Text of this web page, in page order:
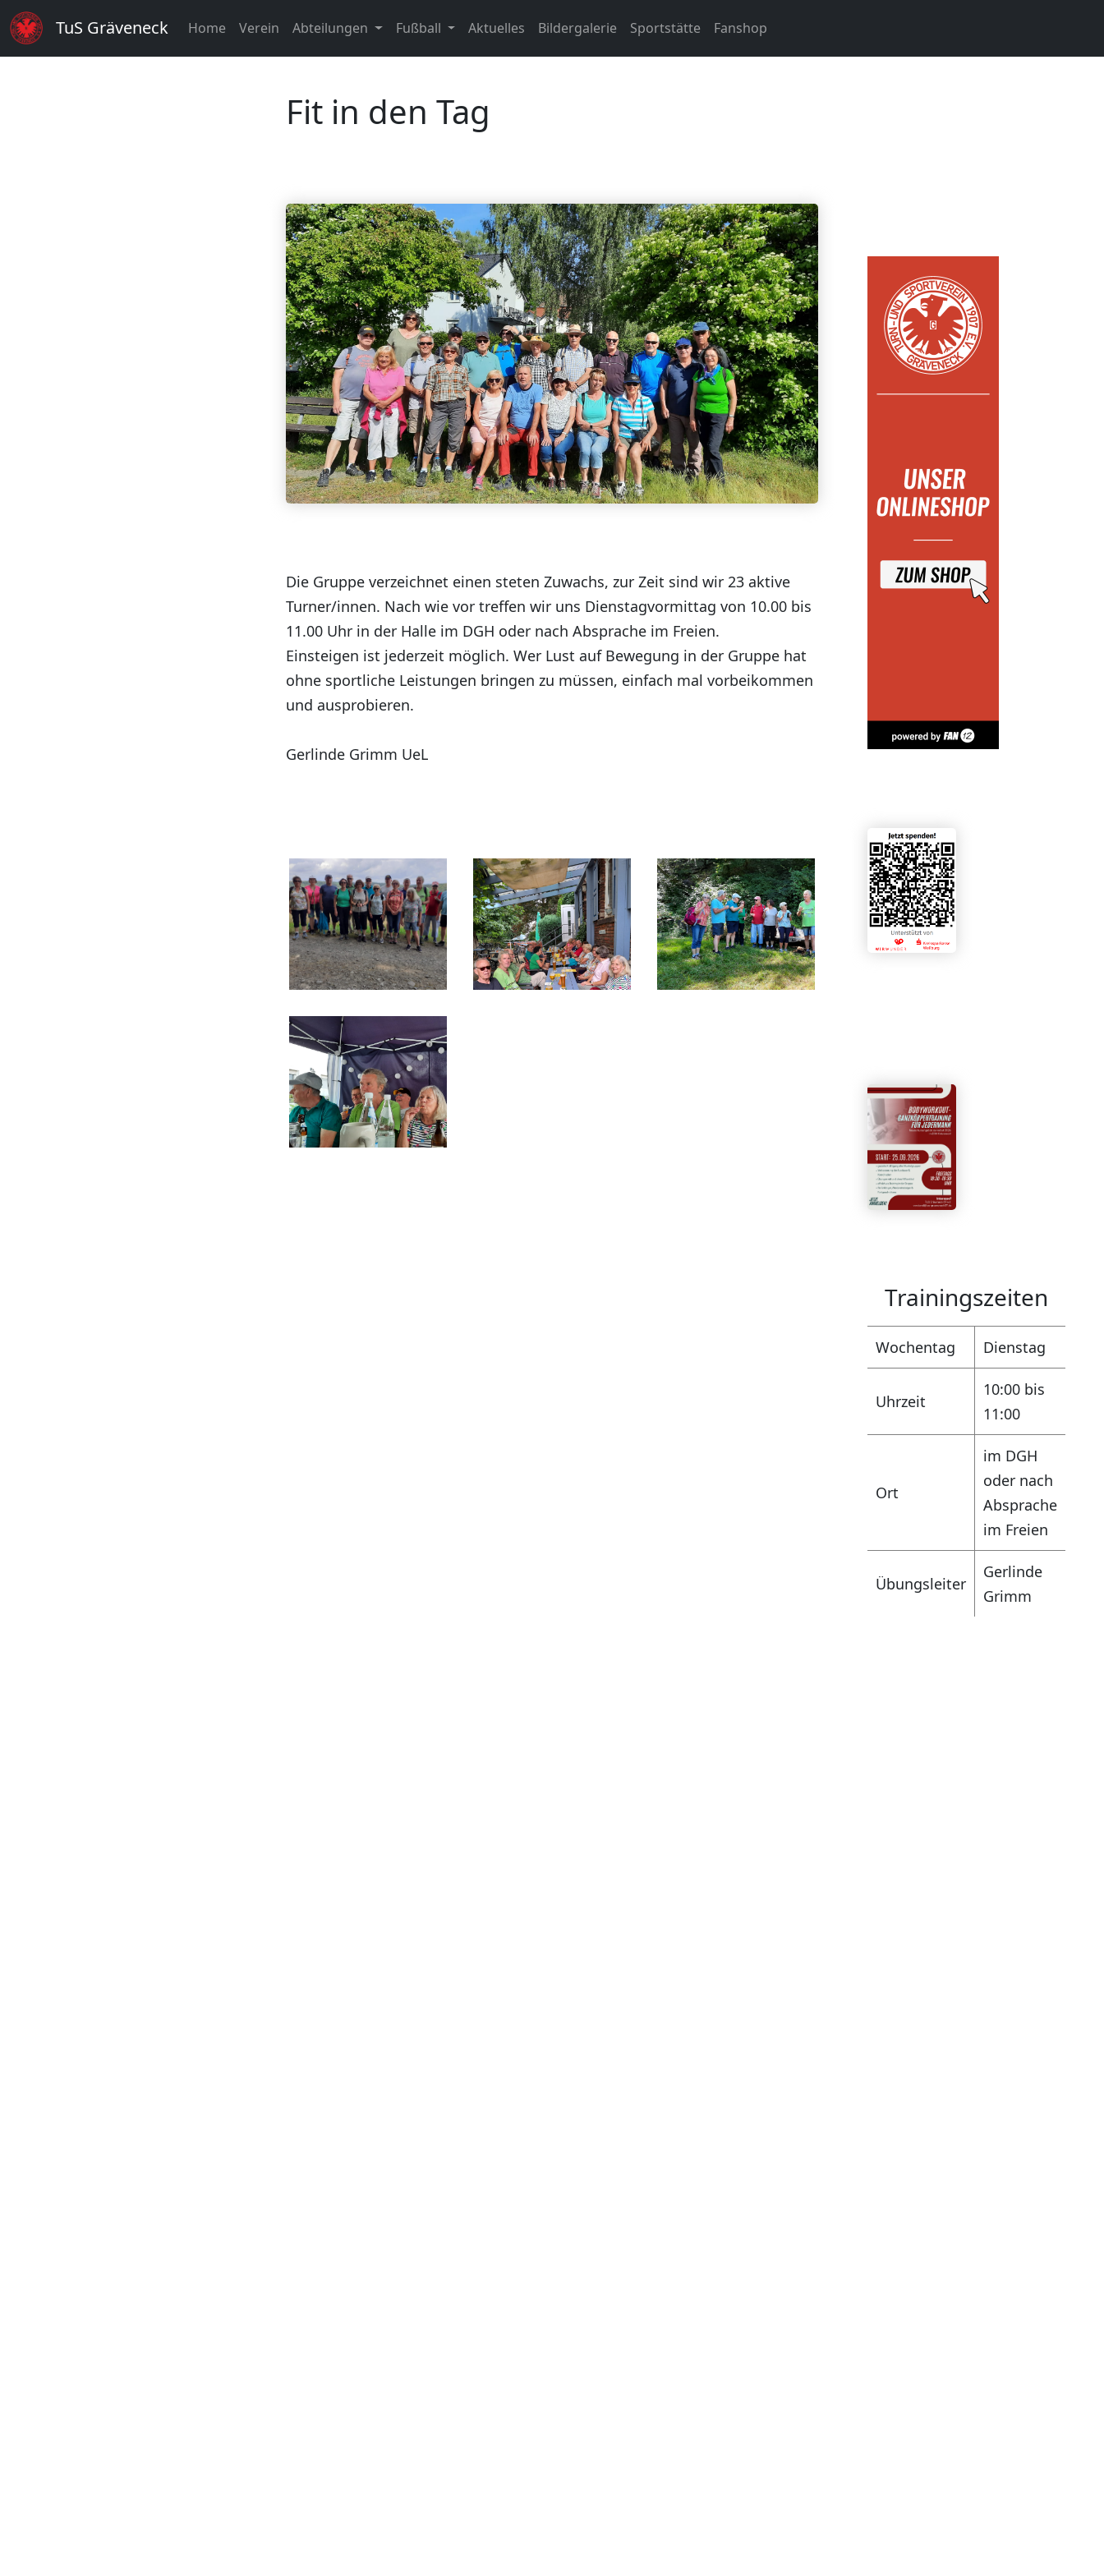
TuS Gräveneck Home Verein Abteilungen Fußball Aktuelles Bildergalerie Sportstätte Fanshop
Fit in den Tag
Die Gruppe verzeichnet einen steten Zuwachs, zur Zeit sind wir 23 aktive
Turner/innen. Nach wie vor treffen wir uns Dienstagvormittag von 10.00 bis
11.00 Uhr in der Halle im DGH oder nach Absprache im Freien.
Einsteigen ist jederzeit möglich. Wer Lust auf Bewegung in der Gruppe hat
ohne sportliche Leistungen bringen zu müssen, einfach mal vorbeikommen
und ausprobieren.
Gerlinde Grimm UeL
Trainingszeiten
Wochentag Dienstag
Uhrzeit
10:00 bis
11:00
Ort
im DGH
oder nach
Absprache
im Freien
Übungsleiter
Gerlinde
Grimm